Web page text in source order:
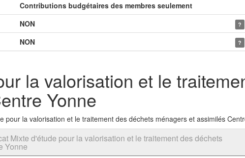
Contributions budgétaires des membres seulement
NON ?
NON ?
la valorisation et le
Yonne
pour la valorisation et le traitement des déchets ménagers et assimilés
Mixte d'étude pour la valorisation et le traitement des déchets
Yonne